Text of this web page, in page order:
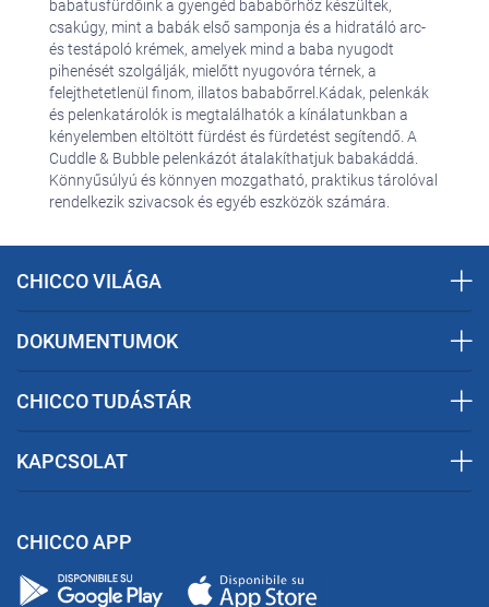
babatusfürdőink a gyengéd bababőrhöz készültek,
csakúgy, mint a babák első samponja és a hidratáló arc-
és testápoló krémek, amelyek mind a baba nyugodt
pihenését szolgálják, mielőtt nyugovóra térnek, a
felejthetetlenül finom, illatos bababőrrel.Kádak, pelenkák
és pelenkatárolók is megtalálhatók a kínálatunkban a
kényelemben eltöltött fürdést és fürdetést segítendő. A
Cuddle & Bubble pelenkázót átalakíthatjuk babakáddá.
Könnyűsúlyú és könnyen mozgatható, praktikus tárolóval
rendelkezik szivacsok és egyéb eszközök számára.
CHICCO VILÁGA
DOKUMENTUMOK
CHICCO TUDÁSTÁR
KAPCSOLAT
CHICCO APP